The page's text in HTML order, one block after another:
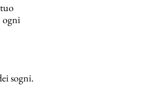
ogni
sogni.